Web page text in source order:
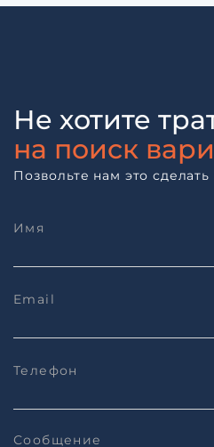
Не хотите
на поиск
Позвольте нам это сделать